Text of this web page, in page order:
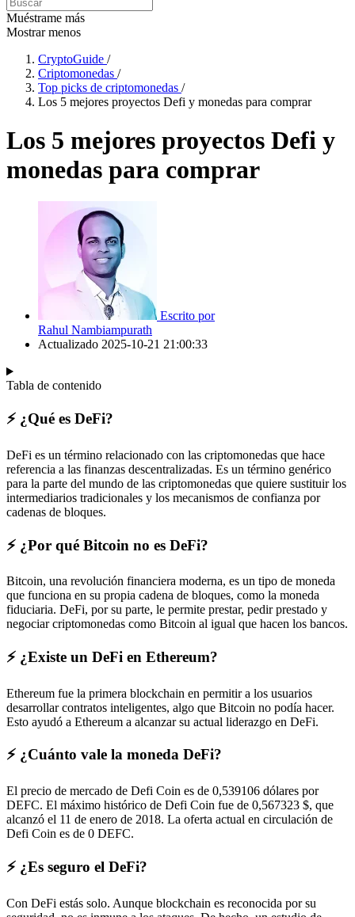
Muéstrame más
Mostrar menos
CryptoGuide /
Criptomonedas /
Top picks de criptomonedas /
Los 5 mejores proyectos Defi y monedas para comprar
Los 5 mejores proyectos Defi y
monedas para comprar
Escrito por
Rahul Nambiampurath
Actualizado 2025-10-21 21:00:33
Tabla de contenido
⚡️ ¿Qué es DeFi?
DeFi es un término relacionado con las criptomonedas que hace
referencia a las finanzas descentralizadas. Es un término genérico
para la parte del mundo de las criptomonedas que quiere sustituir los
intermediarios tradicionales y los mecanismos de confianza por
cadenas de bloques.
⚡️ ¿Por qué Bitcoin no es DeFi?
Bitcoin, una revolución financiera moderna, es un tipo de moneda
que funciona en su propia cadena de bloques, como la moneda
fiduciaria. DeFi, por su parte, le permite prestar, pedir prestado y
negociar criptomonedas como Bitcoin al igual que hacen los bancos.
⚡️ ¿Existe un DeFi en Ethereum?
Ethereum fue la primera blockchain en permitir a los usuarios
desarrollar contratos inteligentes, algo que Bitcoin no podía hacer.
Esto ayudó a Ethereum a alcanzar su actual liderazgo en DeFi.
⚡️ ¿Cuánto vale la moneda DeFi?
El precio de mercado de Defi Coin es de 0,539106 dólares por
DEFC. El máximo histórico de Defi Coin fue de 0,567323 $, que
alcanzó el 11 de enero de 2018. La oferta actual en circulación de
Defi Coin es de 0 DEFC.
⚡️ ¿Es seguro el DeFi?
Con DeFi estás solo. Aunque blockchain es reconocida por su